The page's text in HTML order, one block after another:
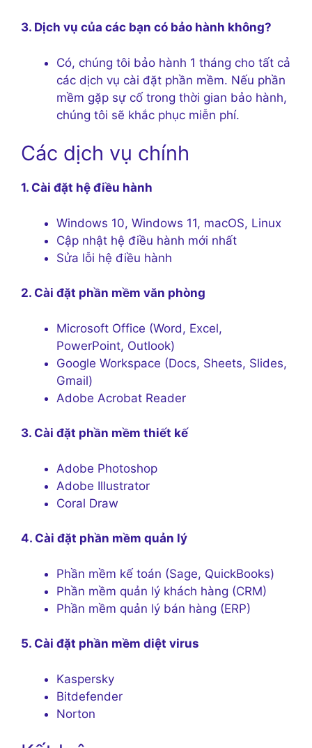
3. Dịch vụ của các bạn có bảo hành không?
Có, chúng tôi bảo hành 1 tháng cho tất cả
các dịch vụ cài đặt phần mềm. Nếu phần
mềm gặp sự cố trong thời gian bảo hành,
chúng tôi sẽ khắc phục miễn phí.
Các dịch vụ chính
1. Cài đặt hệ điều hành
Windows 10, Windows 11, macOS, Linux
Cập nhật hệ điều hành mới nhất
Sửa lỗi hệ điều hành
2. Cài đặt phần mềm văn phòng
Microsoft Office (Word, Excel,
PowerPoint, Outlook)
Google Workspace (Docs, Sheets, Slides,
Gmail)
Adobe Acrobat Reader
3. Cài đặt phần mềm thiết kế
Adobe Photoshop
Adobe Illustrator
Coral Draw
4. Cài đặt phần mềm quản lý
Phần mềm kế toán (Sage, QuickBooks)
Phần mềm quản lý khách hàng (CRM)
Phần mềm quản lý bán hàng (ERP)
5. Cài đặt phần mềm diệt virus
Kaspersky
Bitdefender
Norton